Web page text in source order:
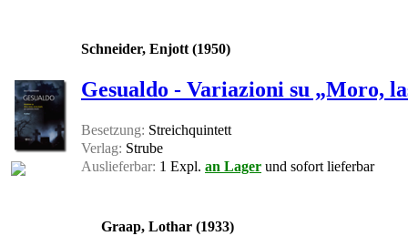
Schneider, Enjott (1950)
Gesualdo - Variazioni su „Moro,
Besetzung: Streichquintett
Verlag: Strube
Auslieferbar: 1 Expl. an Lager und sofort lieferbar
Graap, Lothar (1933)